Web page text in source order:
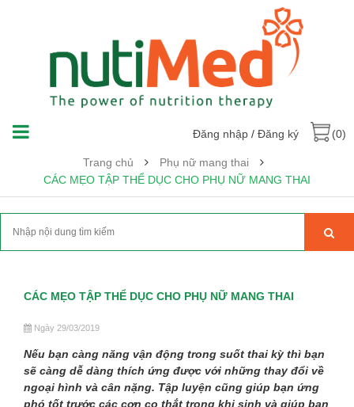
Đăng nhập / Đăng ký (0)
Trang chủ
Phụ nữ mang thai
CÁC MẸO TẬP THỂ DỤC CHO PHỤ NỮ MANG THAI
CÁC MẸO TẬP THỂ DỤC CHO PHỤ NỮ MANG THAI
Ngày 29/03/2019
Nếu bạn càng năng vận động trong suốt thai kỳ thì bạn
sẽ càng dễ dàng thích ứng được với những thay đổi về
ngoại hình và cân nặng. Tập luyện cũng giúp bạn ứng
phó tốt trước các cơn co thắt trong khi sinh và giúp bạn